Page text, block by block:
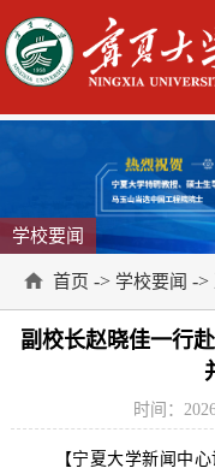
学校要闻
首页 -> 学校要闻 ->
副校长赵晓佳一行
时间：
【宁夏大学新闻中